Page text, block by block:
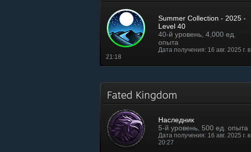
Summer Collection - 2025 -
Level 40
40-й уровень, 4,000 ед.
опыта
Дата получения: 16 авг. 2025 г. в
21:18
Fated Kingdom
Наследник
5-й уровень, 500 ед. опыта
Дата получения: 16 авг. 2025 г. в
20:27